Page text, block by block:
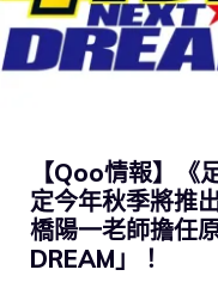
【Qoo情報】《
定今年秋季將推
橋陽一老師擔任
DREAM」！